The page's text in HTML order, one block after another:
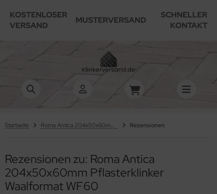
KOSTENLOSER
VERSAND
MUSTERVERSAND
SCHNELLER
KONTAKT
Startseite Roma Antica 204x50x60mm Pflasterklinker Waalformat WF60 Rezensionen
Rezensionen zu: Roma Antica
204x50x60mm Pflasterklinker
Waalformat WF60